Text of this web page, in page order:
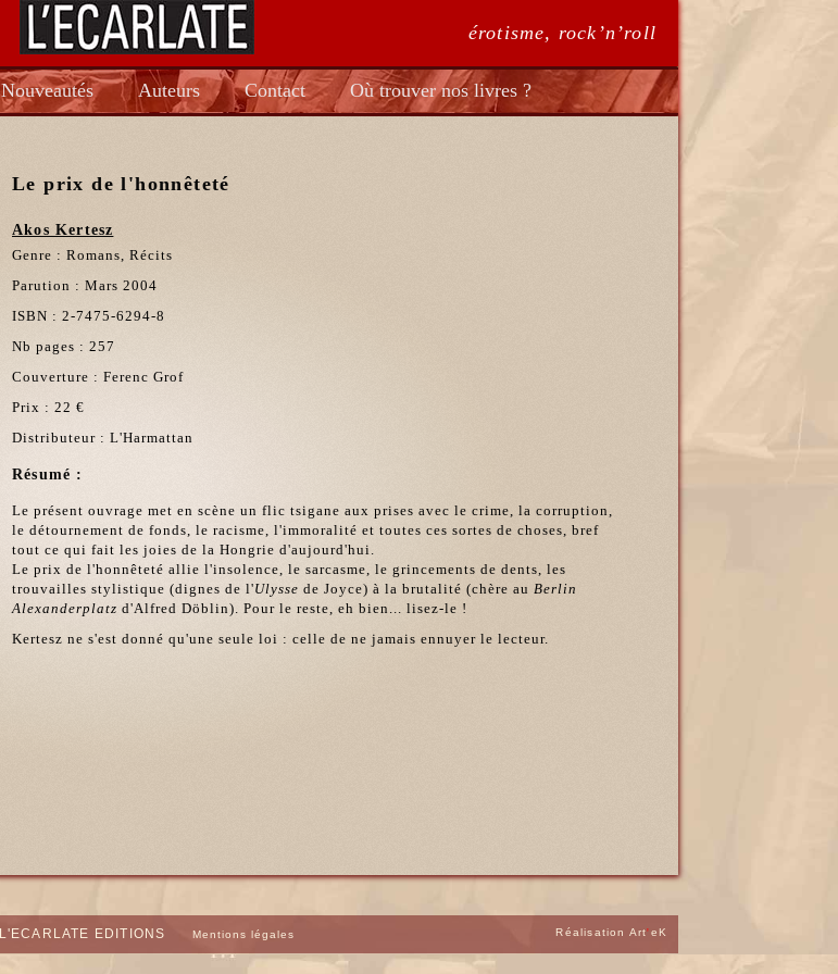
érotisme, rock’n’roll
Nouveautés Auteurs Contact Où trouver nos livres ?
Le prix de l'honnêteté
Akos Kertesz
Genre : Romans, Récits
Parution : Mars 2004
ISBN : 2-7475-6294-8
Nb pages : 257
Couverture : Ferenc Grof
Prix : 22 €
Distributeur : L'Harmattan
Résumé :
Le présent ouvrage met en scène un flic tsigane aux prises avec le crime, la corruption,
le détournement de fonds, le racisme, l'immoralité et toutes ces sortes de choses, bref
tout ce qui fait les joies de la Hongrie d'aujourd'hui.
Le prix de l'honnêteté allie l'insolence, le sarcasme, le grincements de dents, les
trouvailles stylistique (dignes de l'Ulysse de Joyce) à la brutalité (chère au Berlin
Alexanderplatz d'Alfred Döblin). Pour le reste, eh bien... lisez-le !
Kertesz ne s'est donné qu'une seule loi : celle de ne jamais ennuyer le lecteur.
L'ECARLATE EDITIONS Mentions légales Réalisation Art'eK